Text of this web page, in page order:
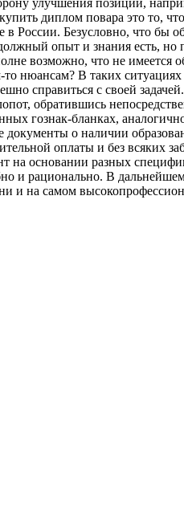
купить диплом повара это то,
России. Безусловно, что бы
опыт и знания есть,
возможно, что не имеется
нюансам? В таких
справиться с своей
обратившись
гознак-бланках,
о наличии
оплаты и без всяких
на основании разных
и рационально. В
и на самом